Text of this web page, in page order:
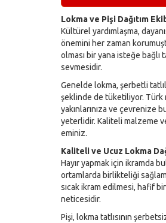
Lokma ve Pişi Dağıtım
Kültürel yardımlaşma,
önemini her zaman
olması bir yana isteğe
sevmesidir.
Genelde lokma, şerbetli
şeklinde de tüketiliyor. Türk
yakınlarınıza ve
yeterlidir. Kaliteli malzeme
eminiz.
Kaliteli ve Ucuz Lokma
Hayır yapmak için ikramda
ortamlarda birlikteliği
sıcak ikram edilmesi, hafif
neticesidir.
Pişi, lokma tatlısının